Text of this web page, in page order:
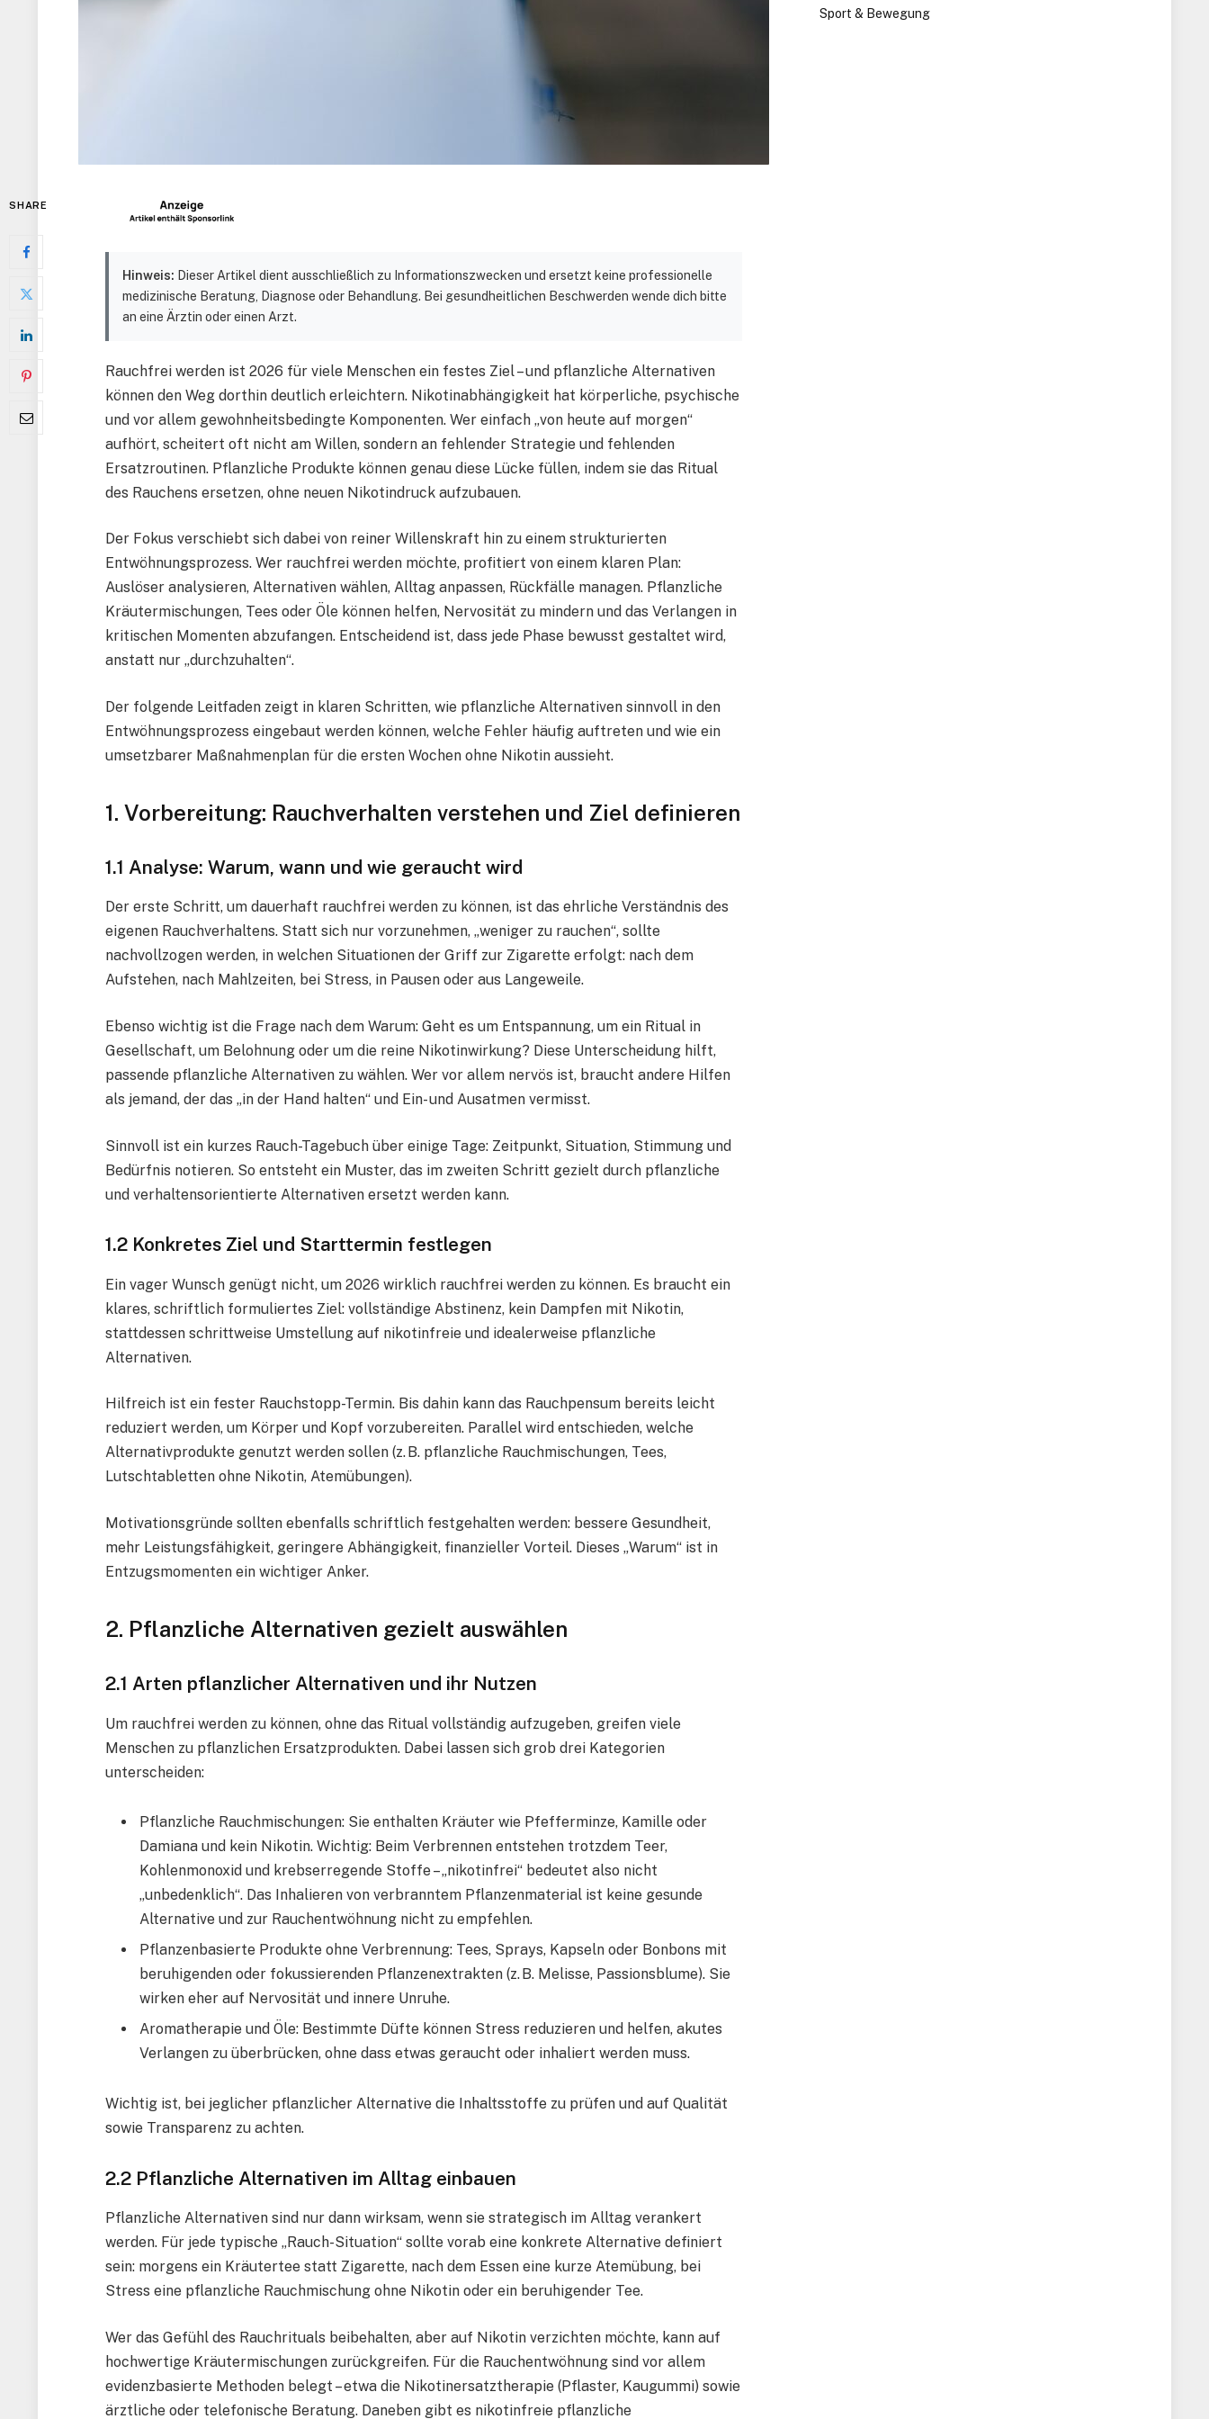
SHARE
Hinweis: Dieser Artikel dient ausschließlich zu Informationszwecken und ersetzt keine professionelle
medizinische Beratung, Diagnose oder Behandlung. Bei gesundheitlichen Beschwerden wende dich bitte
an eine Ärztin oder einen Arzt.
Rauchfrei werden ist 2026 für viele Menschen ein festes Ziel – und pflanzliche Alternativen
können den Weg dorthin deutlich erleichtern. Nikotinabhängigkeit hat körperliche, psychische
und vor allem gewohnheitsbedingte Komponenten. Wer einfach „von heute auf morgen“
aufhört, scheitert oft nicht am Willen, sondern an fehlender Strategie und fehlenden
Ersatzroutinen. Pflanzliche Produkte können genau diese Lücke füllen, indem sie das Ritual
des Rauchens ersetzen, ohne neuen Nikotindruck aufzubauen.
Der Fokus verschiebt sich dabei von reiner Willenskraft hin zu einem strukturierten
Entwöhnungsprozess. Wer rauchfrei werden möchte, profitiert von einem klaren Plan:
Auslöser analysieren, Alternativen wählen, Alltag anpassen, Rückfälle managen. Pflanzliche
Kräutermischungen, Tees oder Öle können helfen, Nervosität zu mindern und das Verlangen in
kritischen Momenten abzufangen. Entscheidend ist, dass jede Phase bewusst gestaltet wird,
anstatt nur „durchzuhalten“.
Der folgende Leitfaden zeigt in klaren Schritten, wie pflanzliche Alternativen sinnvoll in den
Entwöhnungsprozess eingebaut werden können, welche Fehler häufig auftreten und wie ein
umsetzbarer Maßnahmenplan für die ersten Wochen ohne Nikotin aussieht.
1. Vorbereitung: Rauchverhalten verstehen und Ziel definieren
1.1 Analyse: Warum, wann und wie geraucht wird
Der erste Schritt, um dauerhaft rauchfrei werden zu können, ist das ehrliche Verständnis des
eigenen Rauchverhaltens. Statt sich nur vorzunehmen, „weniger zu rauchen“, sollte
nachvollzogen werden, in welchen Situationen der Griff zur Zigarette erfolgt: nach dem
Aufstehen, nach Mahlzeiten, bei Stress, in Pausen oder aus Langeweile.
Ebenso wichtig ist die Frage nach dem Warum: Geht es um Entspannung, um ein Ritual in
Gesellschaft, um Belohnung oder um die reine Nikotinwirkung? Diese Unterscheidung hilft,
passende pflanzliche Alternativen zu wählen. Wer vor allem nervös ist, braucht andere Hilfen
als jemand, der das „in der Hand halten“ und Ein- und Ausatmen vermisst.
Sinnvoll ist ein kurzes Rauch-Tagebuch über einige Tage: Zeitpunkt, Situation, Stimmung und
Bedürfnis notieren. So entsteht ein Muster, das im zweiten Schritt gezielt durch pflanzliche
und verhaltensorientierte Alternativen ersetzt werden kann.
1.2 Konkretes Ziel und Starttermin festlegen
Ein vager Wunsch genügt nicht, um 2026 wirklich rauchfrei werden zu können. Es braucht ein
klares, schriftlich formuliertes Ziel: vollständige Abstinenz, kein Dampfen mit Nikotin,
stattdessen schrittweise Umstellung auf nikotinfreie und idealerweise pflanzliche
Alternativen.
Hilfreich ist ein fester Rauchstopp-Termin. Bis dahin kann das Rauchpensum bereits leicht
reduziert werden, um Körper und Kopf vorzubereiten. Parallel wird entschieden, welche
Alternativprodukte genutzt werden sollen (z. B. pflanzliche Rauchmischungen, Tees,
Lutschtabletten ohne Nikotin, Atemübungen).
Motivationsgründe sollten ebenfalls schriftlich festgehalten werden: bessere Gesundheit,
mehr Leistungsfähigkeit, geringere Abhängigkeit, finanzieller Vorteil. Dieses „Warum“ ist in
Entzugsmomenten ein wichtiger Anker.
2. Pflanzliche Alternativen gezielt auswählen
2.1 Arten pflanzlicher Alternativen und ihr Nutzen
Um rauchfrei werden zu können, ohne das Ritual vollständig aufzugeben, greifen viele
Menschen zu pflanzlichen Ersatzprodukten. Dabei lassen sich grob drei Kategorien
unterscheiden:
Pflanzliche Rauchmischungen: Sie enthalten Kräuter wie Pfefferminze, Kamille oder
Damiana und kein Nikotin. Wichtig: Beim Verbrennen entstehen trotzdem Teer,
Kohlenmonoxid und krebserregende Stoffe – „nikotinfrei“ bedeutet also nicht
„unbedenklich“. Das Inhalieren von verbranntem Pflanzenmaterial ist keine gesunde
Alternative und zur Rauchentwöhnung nicht zu empfehlen.
Pflanzenbasierte Produkte ohne Verbrennung: Tees, Sprays, Kapseln oder Bonbons mit
beruhigenden oder fokussierenden Pflanzenextrakten (z. B. Melisse, Passionsblume). Sie
wirken eher auf Nervosität und innere Unruhe.
Aromatherapie und Öle: Bestimmte Düfte können Stress reduzieren und helfen, akutes
Verlangen zu überbrücken, ohne dass etwas geraucht oder inhaliert werden muss.
Wichtig ist, bei jeglicher pflanzlicher Alternative die Inhaltsstoffe zu prüfen und auf Qualität
sowie Transparenz zu achten.
2.2 Pflanzliche Alternativen im Alltag einbauen
Pflanzliche Alternativen sind nur dann wirksam, wenn sie strategisch im Alltag verankert
werden. Für jede typische „Rauch-Situation“ sollte vorab eine konkrete Alternative definiert
sein: morgens ein Kräutertee statt Zigarette, nach dem Essen eine kurze Atemübung, bei
Stress eine pflanzliche Rauchmischung ohne Nikotin oder ein beruhigender Tee.
Wer das Gefühl des Rauchrituals beibehalten, aber auf Nikotin verzichten möchte, kann auf
hochwertige Kräutermischungen zurückgreifen. Für die Rauchentwöhnung sind vor allem
evidenzbasierte Methoden belegt – etwa die Nikotinersatztherapie (Pflaster, Kaugummi) sowie
ärztliche oder telefonische Beratung. Daneben gibt es nikotinfreie pflanzliche
Sport & Bewegung